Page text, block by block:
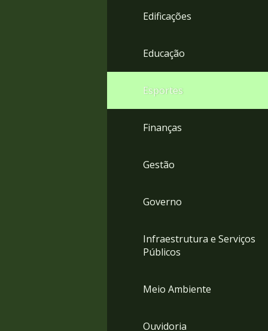
Edificações
Educação
Esportes
Finanças
Gestão
Governo
Infraestrutura e Serviços
Públicos
Meio Ambiente
Ouvidoria